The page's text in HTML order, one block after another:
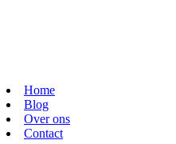
Home
Blog
Over ons
Contact